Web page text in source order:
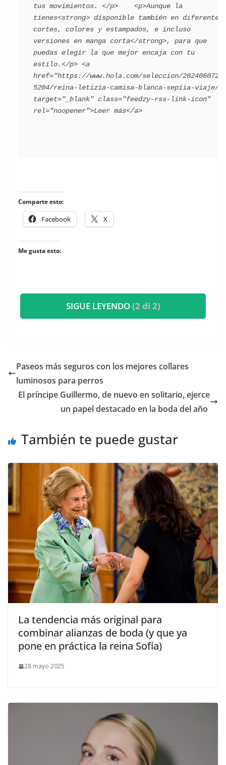
tus movimientos. </p>    <p>Aunque la
tienes<strong> disponible también en diferentes
cortes, colores y estampados, e incluso
versiones en manga corta</strong>, para que
puedas elegir la que mejor encaja con tu
estilo.</p> ​<a
href="https://www.hola.com/seleccion/2024060725
5204/reina-letizia-camisa-blanca-sepiia-viaje/"
target="_blank" class="feedzy-rss-link-icon"
Comparte esto:
Facebook X
Me gusta esto:
SIGUE LEYENDO(2 di 2)
​Paseos más seguros con los mejores collares
luminosos para perros
​El príncipe Guillermo, de nuevo en solitario, ejerce
un papel destacado en la boda del año
También te puede gustar
​La tendencia más original para
combinar alianzas de boda (y que ya
pone en práctica la reina Sofía)
28 mayo 2025